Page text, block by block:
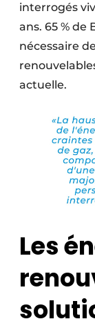
interrogés
ans. 65 % de
nécessaire
actuelle.
Les